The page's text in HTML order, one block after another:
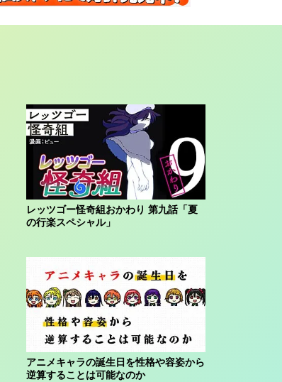
レッツゴー怪奇組おかわり 第九話「夏
の行楽スペシャル」
アニメキャラの誕生日を性格や容姿から
逆算することは可能なのか